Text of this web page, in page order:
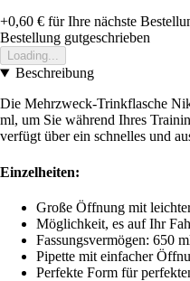
+0,60 € für Ihre nächste
Bestellung gutgeschrieben
Loading...
Beschreibung
Die Mehrzweck-Trinkflasche
ml, um Sie während Ihres
verfügt über ein schnelles und
Einzelheiten:
Große Öffnung mit
Möglichkeit, es auf Ihr
Fassungsvermögen: 650
Pipette mit einfacher
Perfekte Form für